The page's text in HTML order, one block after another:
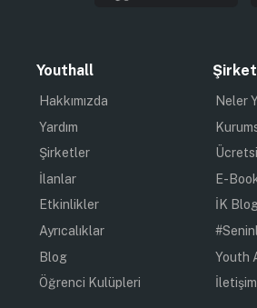
Youthall
Hakkımızda
Yardım
Şirketler
İlanlar
Etkinlikler
Ayrıcalıklar
Blog
Öğrenci Kulüpleri
Neler
E-
İK
Youth